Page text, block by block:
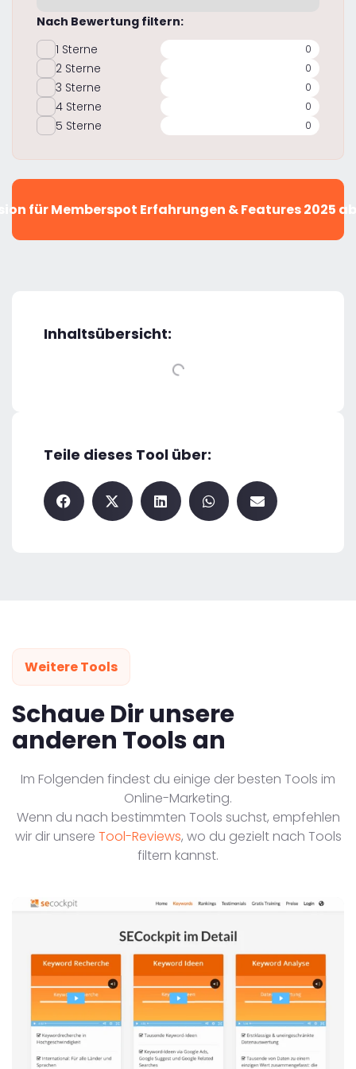
Nach Bewertung filtern:
1 Sterne
0
2 Sterne 0
3 Sterne 0
4 Sterne 0
5 Sterne 0
für Memberspot Erfahrungen & Features 2025
Inhaltsübersicht:
Teile dieses Tool über:
Weitere Tools
Schaue Dir unsere
anderen Tools an
Im Folgenden findest du einige der besten Tools im
Online-Marketing.
Wenn du nach bestimmten Tools suchst, empfehlen
wir dir unsere Tool-Reviews, wo du gezielt nach Tools
filtern kannst.